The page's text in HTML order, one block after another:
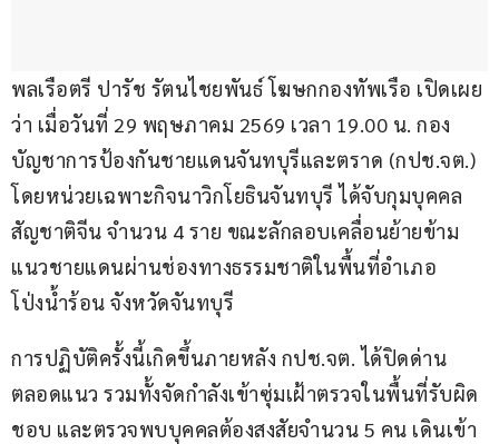
พลเรือตรี ปารัช รัตนไชยพันธ์ โฆษกกองทัพเรือ เปิดเผย
ว่า เมื่อวันที่ 29 พฤษภาคม 2569 เวลา 19.00 น. กอง
บัญชาการป้องกันชายแดนจันทบุรีและตราด (กปช.จต.)
โดยหน่วยเฉพาะกิจนาวิกโยธินจันทบุรี ได้จับกุมบุคคล
สัญชาติจีน จำนวน 4 ราย ขณะลักลอบเคลื่อนย้ายข้าม
แนวชายแดนผ่านช่องทางธรรมชาติในพื้นที่อำเภอ
โป่งน้ำร้อน จังหวัดจันทบุรี
การปฏิบัติครั้งนี้เกิดขึ้นภายหลัง กปช.จต. ได้ปิดด่าน
ตลอดแนว รวมทั้งจัดกำลังเข้าซุ่มเฝ้าตรวจในพื้นที่รับผิด
ชอบ และตรวจพบบุคคลต้องสงสัยจำนวน 5 คน เดินเข้า